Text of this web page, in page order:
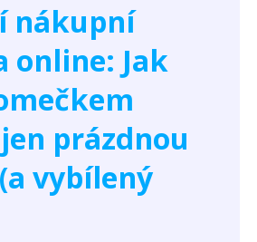
nákupní
online: Jak
prázdnou
vybílený